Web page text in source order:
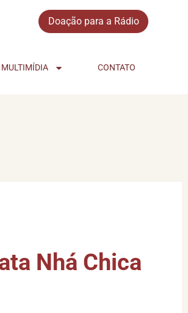
Doação para a Rádio
MULTIMÍDIA CONTATO
Nhá Chica